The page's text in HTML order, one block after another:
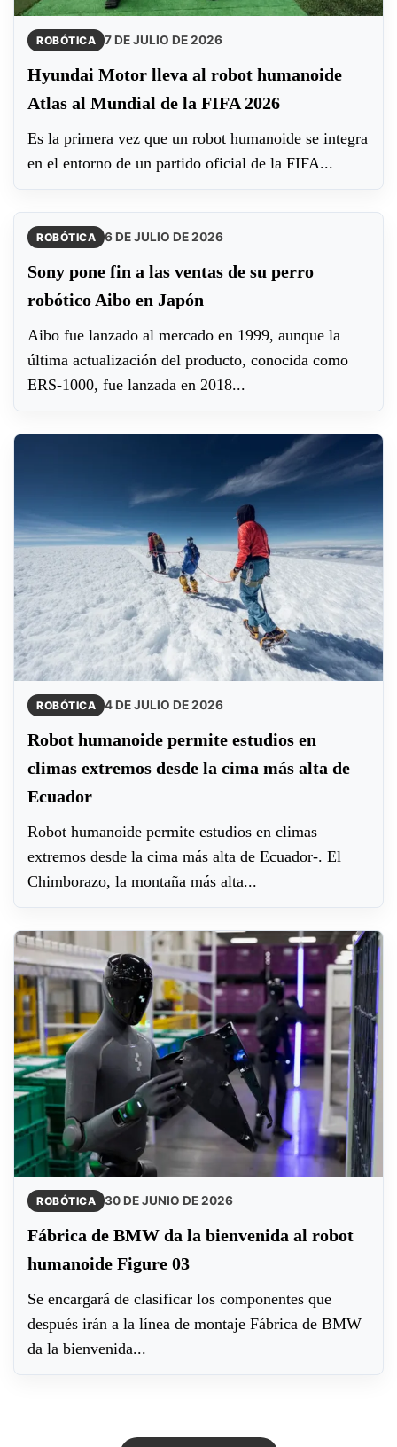
ROBÓTICA 7 DE JULIO DE 2026
Hyundai Motor lleva al robot humanoide
Atlas al Mundial de la FIFA 2026
Es la primera vez que un robot humanoide se integra
en el entorno de un partido oficial de la FIFA...
ROBÓTICA 6 DE JULIO DE 2026
Sony pone fin a las ventas de su perro
robótico Aibo en Japón
Aibo fue lanzado al mercado en 1999, aunque la
última actualización del producto, conocida como
ERS-1000, fue lanzada en 2018...
ROBÓTICA 4 DE JULIO DE 2026
Robot humanoide permite estudios en
climas extremos desde la cima más alta de
Ecuador
Robot humanoide permite estudios en climas
extremos desde la cima más alta de Ecuador-. El
Chimborazo, la montaña más alta...
ROBÓTICA 30 DE JUNIO DE 2026
Fábrica de BMW da la bienvenida al robot
humanoide Figure 03
Se encargará de clasificar los componentes que
después irán a la línea de montaje Fábrica de BMW
da la bienvenida...